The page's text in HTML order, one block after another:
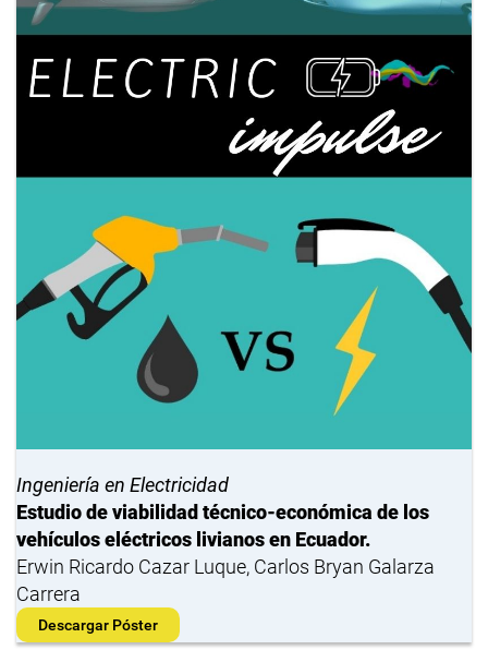
Ingeniería en Electricidad
Estudio de viabilidad técnico-económica de los
vehículos eléctricos livianos en Ecuador.
Erwin Ricardo Cazar Luque, Carlos Bryan Galarza
Carrera
Descargar Póster